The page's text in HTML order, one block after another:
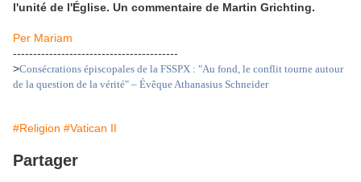
l'unité de l'Église. Un commentaire de Martin Grichting.
Per Mariam
-----------------------------------------
>Consécrations épiscopales de la FSSPX : "Au fond, le conflit tourne autour
de la question de la vérité" – Évêque Athanasius Schneider
#Religion #Vatican II
Partager